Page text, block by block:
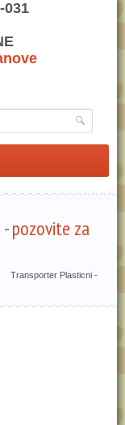
031
pozovite za
Transporter Plasticni -